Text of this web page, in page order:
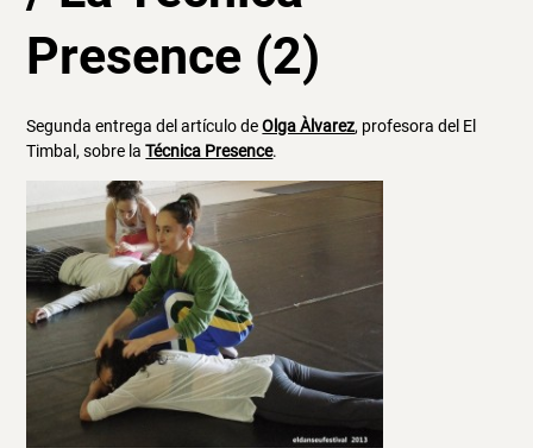
Presence (2)
Segunda entrega del artículo deOlga Àlvarez, profesora del El
Timbal, sobre laTécnica Presence.